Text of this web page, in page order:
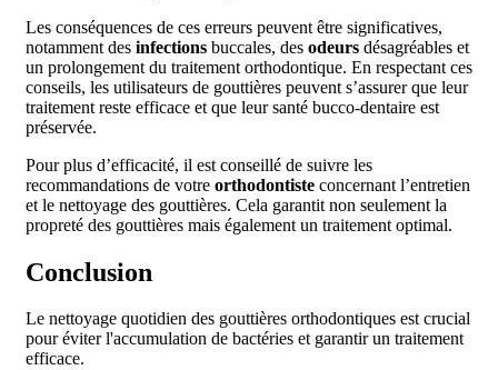
Les conséquences de ces erreurs peuvent être significatives,
notamment des infections buccales, des odeurs désagréables et
un prolongement du traitement orthodontique. En respectant ces
conseils, les utilisateurs de gouttières peuvent s’assurer que leur
traitement reste efficace et que leur santé bucco-dentaire est
préservée.
Pour plus d’efficacité, il est conseillé de suivre les
recommandations de votre orthodontiste concernant l’entretien
et le nettoyage des gouttières. Cela garantit non seulement la
propreté des gouttières mais également un traitement optimal.
Conclusion
Le nettoyage quotidien des gouttières orthodontiques est crucial
pour éviter l'accumulation de bactéries et garantir un traitement
efficace.